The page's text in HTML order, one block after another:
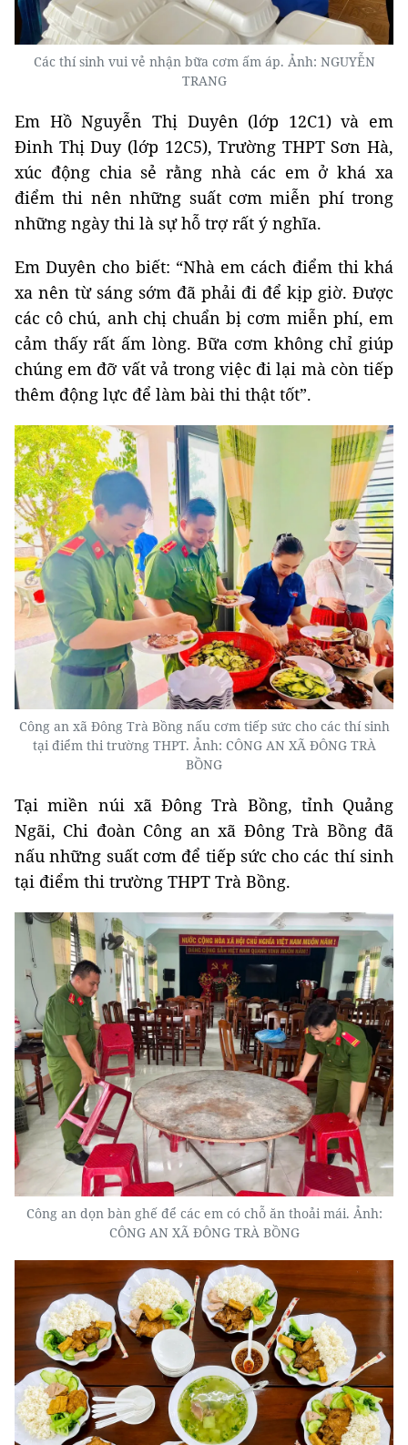
Các thí sinh vui vẻ nhận bữa cơm ấm áp. Ảnh: NGUYỄN
TRANG
Em Hồ Nguyễn Thị Duyên (lớp 12C1) và em
Đinh Thị Duy (lớp 12C5), Trường THPT Sơn Hà,
xúc động chia sẻ rằng nhà các em ở khá xa
điểm thi nên những suất cơm miễn phí trong
những ngày thi là sự hỗ trợ rất ý nghĩa.
Em Duyên cho biết: “Nhà em cách điểm thi khá
xa nên từ sáng sớm đã phải đi để kịp giờ. Được
các cô chú, anh chị chuẩn bị cơm miễn phí, em
cảm thấy rất ấm lòng. Bữa cơm không chỉ giúp
chúng em đỡ vất vả trong việc đi lại mà còn tiếp
thêm động lực để làm bài thi thật tốt”.
Công an xã Đông Trà Bồng nấu cơm tiếp sức cho các thí sinh
tại điểm thi trường THPT. Ảnh: CÔNG AN XÃ ĐÔNG TRÀ
BỒNG
Tại miền núi xã Đông Trà Bồng, tỉnh Quảng
Ngãi, Chi đoàn Công an xã Đông Trà Bồng đã
nấu những suất cơm để tiếp sức cho các thí sinh
tại điểm thi trường THPT Trà Bồng.
Công an dọn bàn ghế để các em có chỗ ăn thoải mái. Ảnh:
CÔNG AN XÃ ĐÔNG TRÀ BỒNG